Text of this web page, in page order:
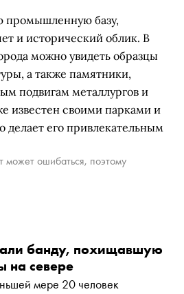
базу,
и исторический облик. В
можно увидеть образцы
а также памятники,
подвигам металлургов и
известен своими парками и
делает его привлекательным
может ошибаться, поэтому
банду, похищавшую
на севере
мере 20 человек